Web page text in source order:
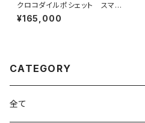
クロコダイルポシェット スマホ
ポシェット 軽量バッグ
¥165,000
CATEGORY
全て